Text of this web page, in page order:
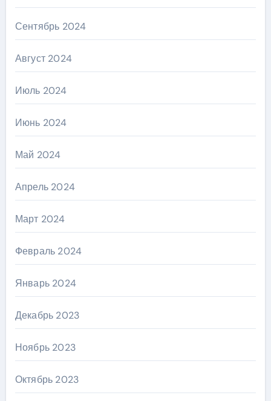
Сентябрь 2024
Август 2024
Июль 2024
Июнь 2024
Май 2024
Апрель 2024
Март 2024
Февраль 2024
Январь 2024
Декабрь 2023
Ноябрь 2023
Октябрь 2023